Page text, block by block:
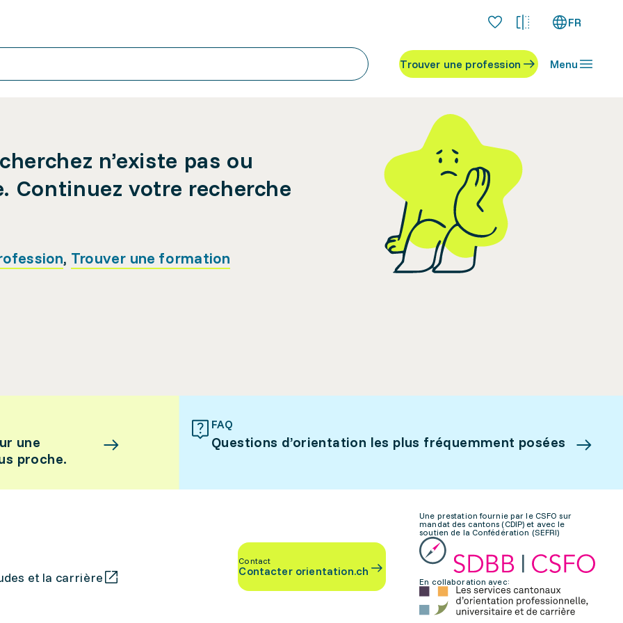
FR
Trouver une profession Menu
n’existe pas ou
Continuez votre recherche
, Trouver une formation
une
proche.
FAQ
Questions d’orientation les plus fréquemment posées
et la carrière
Contact
Contacter orientation.ch
Une prestation fournie par le CSFO sur
mandat des cantons (CDIP) et avec le
soutien de la Confédération (SEFRI)
En collaboration avec: